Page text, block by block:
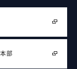
部